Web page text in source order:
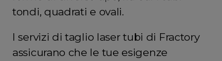
tondi, quadrati e ovali.
I servizi di taglio laser tubi di Fractory
assicurano che le tue esigenze